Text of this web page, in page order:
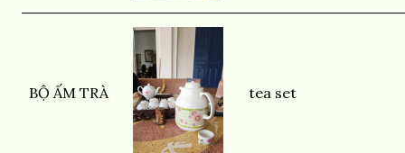
BỘ ẤM TRÀ tea set